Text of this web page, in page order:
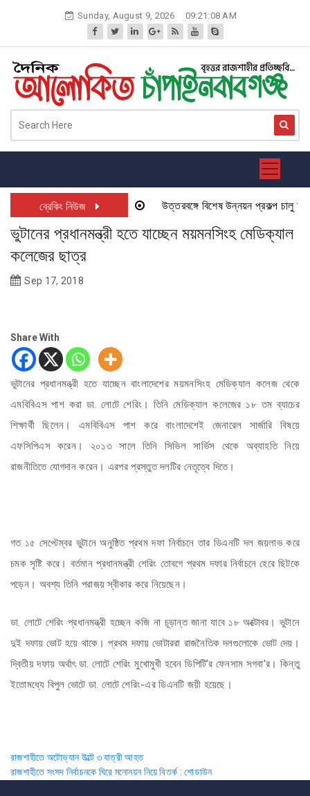
Sunday, August 9, 2026 09:21:08 AM
ব্রেকিং নিউজ উত্তরবঙ্গে বিশেষ উন্নয়ন প্রকল্প চালু হতে
ভুটানের প্রধানমন্ত্রী হতে যাচ্ছেন ময়মনসিংহ মেডিক্যাল
কলেজের ছাত্র
Sep 17, 2018
Share With
ভুটানের প্রধানমন্ত্রী হতে যাচ্ছেন বাংলাদেশের ময়মনসিংহ মেডিক্যাল কলেজ থেকে
এমবিবিএস পাশ করা ডা. লোটে শেরিং। তিনি মেডিক্যাল কলেজের ১৮ তম ব্যাচের
শিক্ষার্থী ছিলেন। এমবিবিএস পাশ করে বাংলাদেশেই জেনারেল সার্জারি বিষয়ে
এফসিপিএস করেন। ২০১৩ সালে তিনি সিভিল সার্ভিস থেকে অব্যাহতি নিয়ে
রাজনীতিতে যোগদান করেন। এরপর প্রস্তুত দলটির নেতৃত্বে দিতে।
গত ১৫ সেপ্টেম্বর ভুটানে অনুষ্ঠিত প্রথম দফা নির্বাচনে তার ডিএনটি দল জয়লাভ করে
চমক সৃষ্টি করে। বর্তমান প্রধানমন্ত্রী শেরিং তোবগে প্রথম দফার নির্বাচনে হেরে ছিটকে
পড়েন। অবশ্য তিনি পরাজয় স্বীকার করে নিয়েছেন।
ডা. লোটে শেরিং প্রধানমন্ত্রী হচ্ছেন কজি না চূড়ান্ত জানা যাবে ১৮ অক্টোবর। ভুটানে
দুই দফায় ভোট হয়ে থাকে। প্রথম দফায় ভোটাররা রাজনৈতিক দলগুলোকে ভোট দেয়।
দ্বিতীয় দফায় অর্থাৎ ডা. লোটে শেরিং মুখোমুখী হবেন ডিপিটি’র ফেনসাম সগবা’র। কিন্তু
ইতোমধ্যে বিপুল ভোটে ডা. লোটে শেরিং-এর ডিএনটি জয়ী হয়েছে।
Post
navigation
রাজশাহীতে অটোভ্যান উল্টে ৩ যাত্রী আহত
রাজশাহীতে সংসদ নির্বাচনকে ঘিরে মনোনয়ন নিয়ে বিতর্ক : শোডাউন